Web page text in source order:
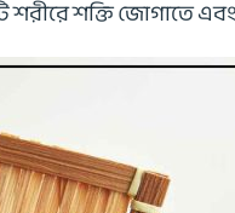
শরীরে শক্তি জোগাতে